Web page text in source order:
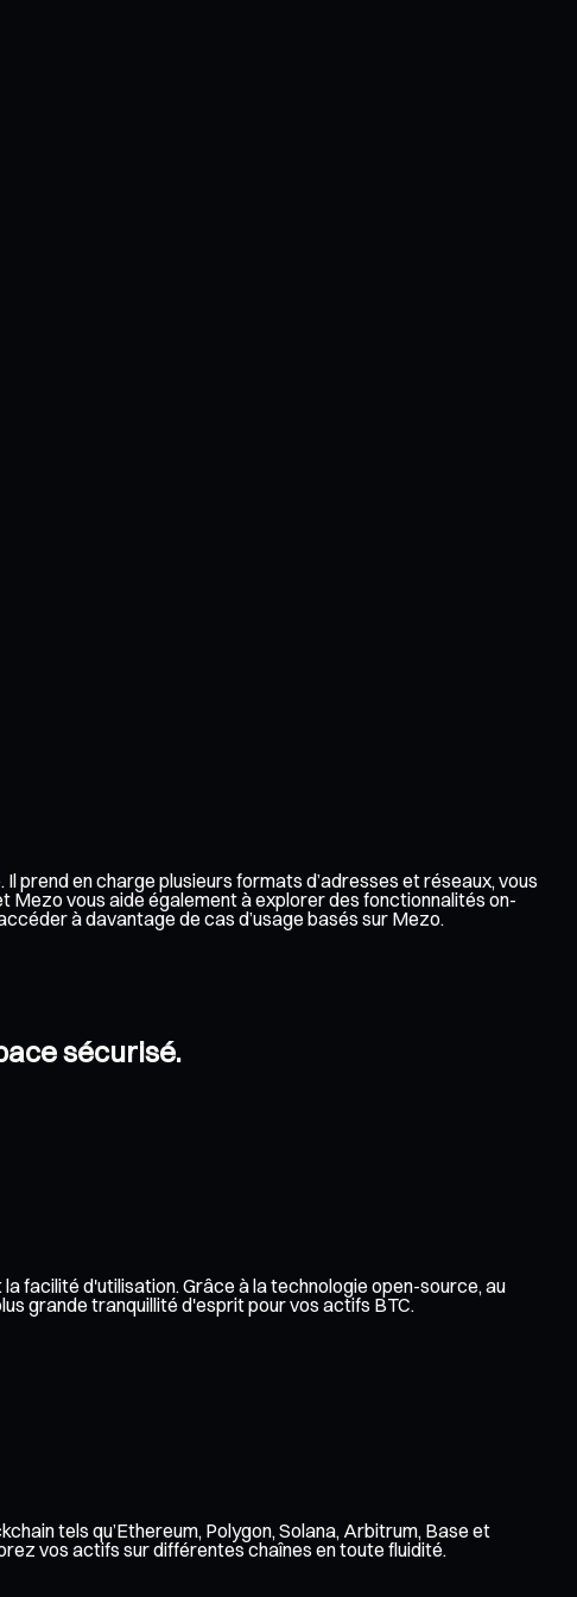
prend en charge plusieurs formats d’adresses et réseaux, vous
vous aide également à explorer des fonctionnalités on-
à davantage de cas d’usage basés sur Mezo.
sécurisé.
facilité d'utilisation. Grâce à la technologie open-source, au
grande tranquillité d'esprit pour vos actifs BTC.
tels qu’Ethereum, Polygon, Solana, Arbitrum, Base et
vos actifs sur différentes chaînes en toute fluidité.